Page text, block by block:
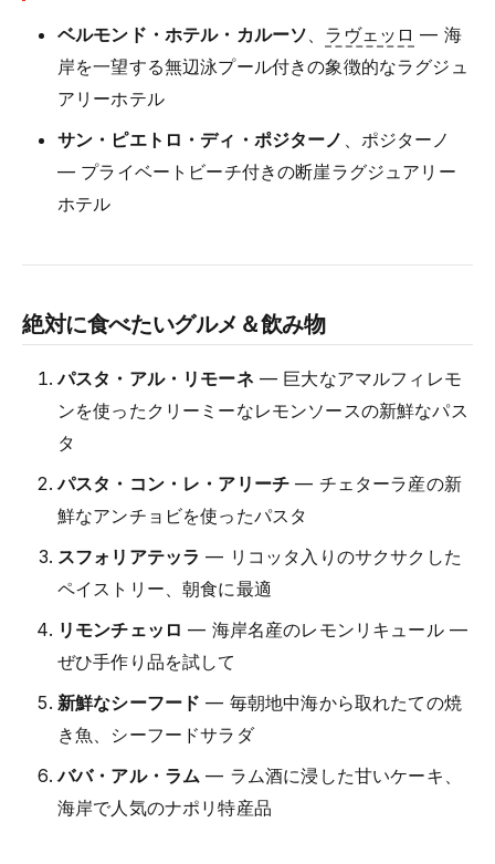
ベルモンド・ホテル・カルーソ、 ラヴェッロ — 海
岸を一望する無辺泳プール付きの象徴的なラグジュ
アリーホテル
サン・ピエトロ・ディ・ポジターノ 、ポジターノ
— プライベートビーチ付きの断崖ラグジュアリー
ホテル
絶対に食べたいグルメ＆飲み物
パスタ・アル・リモーネ — 巨大なアマルフィレモ
ンを使ったクリーミーなレモンソースの新鮮なパス
タ
パスタ・コン・レ・アリーチ — チェターラ産の新
鮮なアンチョビを使ったパスタ
スフォリアテッラ — リコッタ入りのサクサクした
ペイストリー、朝食に最適
リモンチェッロ — 海岸名産のレモンリキュール —
ぜひ手作り品を試して
新鮮なシーフード — 毎朝地中海から取れたての焼
き魚、シーフードサラダ
ババ・アル・ラム — ラム酒に浸した甘いケーキ、
海岸で人気のナポリ特産品